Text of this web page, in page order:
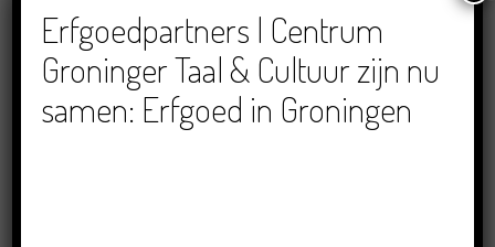
18/09/2020
RECENTE BERICHTEN
Erfgoedpartners | Centrum
Groninger Taal & Cultuur zijn nu
samen: Erfgoed in Groningen